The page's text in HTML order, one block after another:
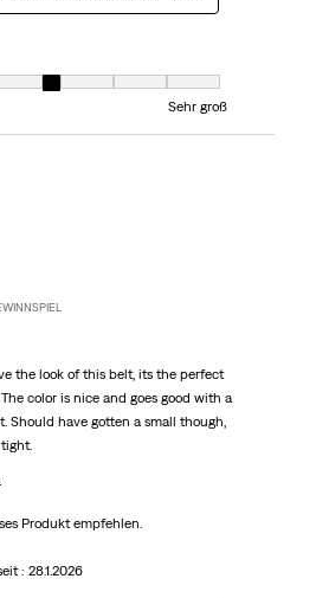
1 gleich Sehr klein ist und 7 gleich Sehr groß
Sehr groß
the look of this belt, its the perfect
color is nice and goes good with a
Should have gotten a small though,
Produkt empfehlen.
: 28.1.2026